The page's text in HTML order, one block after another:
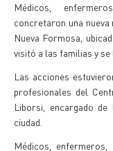
Médicos,
concretaron una
Nueva Formosa,
visitó a las familias y
Las acciones
profesionales del
Liborsi, encargado
ciudad.
Médicos,